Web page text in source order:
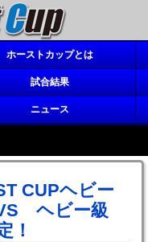
ホーストカップとは
試合結果
ニュース
CUPヘビー
ヘビー級
！